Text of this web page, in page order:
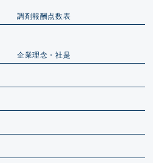
調剤報酬点数表
企業理念・社是